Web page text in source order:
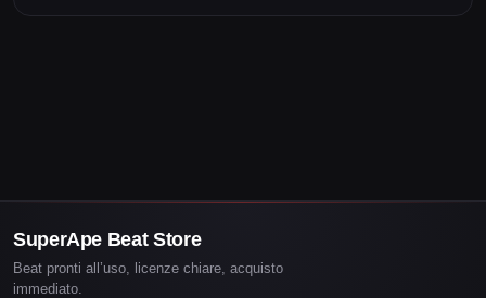
SuperApe Beat Store
Beat pronti all’uso, licenze chiare, acquisto
immediato.